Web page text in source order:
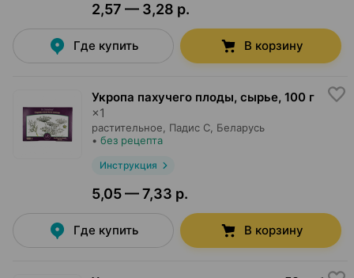
2,57 — 3,28 р.
Где купить В корзину
Укропа пахучего плоды, сырье, 100 г
×1
растительное, Падис С , Беларусь
• без рецепта
Инструкция
5,05 — 7,33 р.
Где купить В корзину